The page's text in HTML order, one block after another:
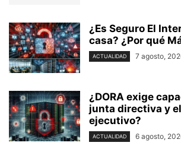
¿Es Seguro El
casa? ⁢¿Por qué
ACTUALIDAD 7 agosto,
¿DORA exige
junta directiva y
ejecutivo?
ACTUALIDAD 6 agosto,